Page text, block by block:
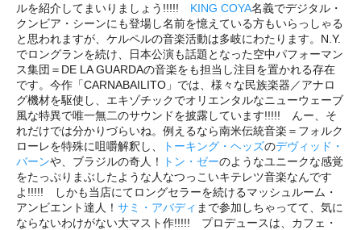
ルを紹介してまいりましょう!!!!! KING COYA名義でデジタル・
クンビア・シーンにも登場し名前を憶えている方もいらっしゃる
と思われますが、ケルペルの音楽活動は多岐にわたります。N.Y.
でロングランを続け、日本公演も話題となった空中パフォーマン
ス集団＝DE LA GUARDAの音楽をも担当し注目を置かれる存在
です。今作「CARNABAILITO」では、様々な民族楽器／アナロ
グ機材を駆使し、エキゾチックでオリエンタルなニューウェーブ
風な特異で唯一無二のサウンドを披露しています!!!!! んー、そ
れだけでは分かりづらいね。例えるなら南米伝統音楽＝フォルク
ローレを特殊に咀嚼解釈し、
トーキング・ヘッズのデヴィッド・
バーンや、ブラジルの奇人！ トン・ゼーのようなユニークな感覚
をたっぷりまぶしたような人なつっこいキテレツ音楽なんです
よ!!!!! しかも当店にてロングセラーを続けるマッシュルーム・
アンビエント達人！ サミ・アバディ まで参加しちゃってて、気に
ならないわけがない大マスト作!!!!! プロデュースは、カフェ・